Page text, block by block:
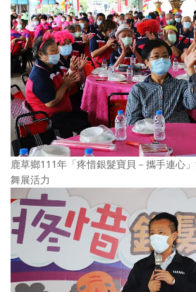
鹿草鄉111年「疼惜銀髮寶貝－攜手連心
舞展活力